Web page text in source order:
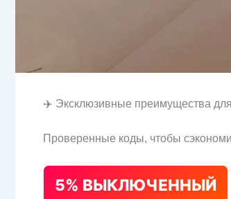
✈️ Эксклюзивные преимущества для
Проверенные коды, чтобы
5% ВЫКЛЮЧЕННЫЙ